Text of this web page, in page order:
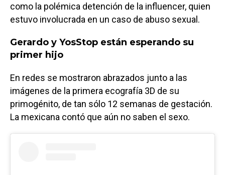
como la polémica detención de la influencer, quien
estuvo involucrada en un caso de abuso sexual.
Gerardo y YosStop están esperando su
primer hijo
En redes se mostraron abrazados junto a las
imágenes de la primera ecografía 3D de su
primogénito, de tan sólo 12 semanas de gestación.
La mexicana contó que aún no saben el sexo.